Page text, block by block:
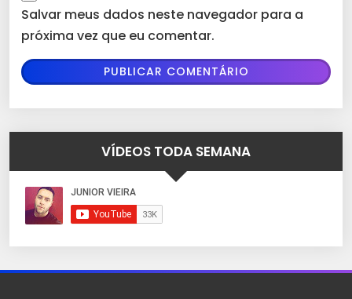
Salvar meus dados neste navegador para a
próxima vez que eu comentar.
VÍDEOS TODA SEMANA